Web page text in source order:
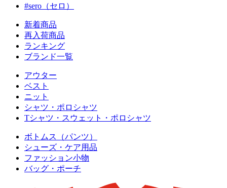
#sero（セロ）
新着商品
再入荷商品
ランキング
ブランド一覧
アウター
ベスト
ニット
シャツ・ポロシャツ
Tシャツ・スウェット・ポロシャツ
ボトムス（パンツ）
シューズ・ケア用品
ファッション小物
バッグ・ポーチ